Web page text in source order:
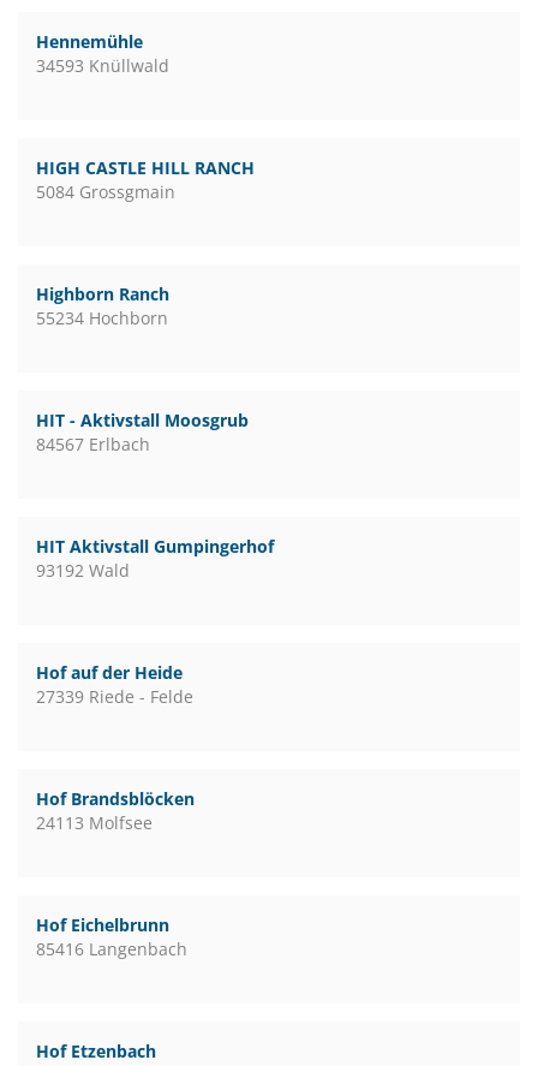
Hennemühle
34593 Knüllwald
HIGH CASTLE HILL RANCH
5084 Grossgmain
Highborn Ranch
55234 Hochborn
HIT - Aktivstall Moosgrub
84567 Erlbach
HIT Aktivstall Gumpingerhof
93192 Wald
Hof auf der Heide
27339 Riede - Felde
Hof Brandsblöcken
24113 Molfsee
Hof Eichelbrunn
85416 Langenbach
Hof Etzenbach